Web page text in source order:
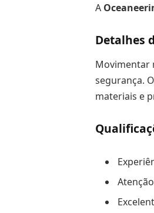
A
Detalhes
Movimentar
segurança.
materiais e